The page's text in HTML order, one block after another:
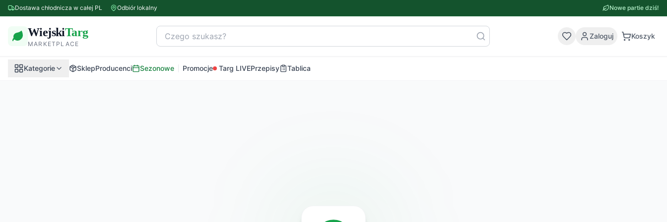
Dostawa chłodnicza w całej PL Odbiór lokalny Nowe partie dziś!
WiejskiTarg
MARKETPLACE
Zaloguj Koszyk
Kategorie SklepProducenci Sezonowe Promocje Targ LIVEPrzepisy Tablica